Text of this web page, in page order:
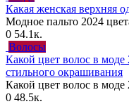
Какая женская верхняя
Модное пальто 2024
0 54.1к.
Волосы
Какой цвет волос в моде
стильного окрашивания
Какой цвет волос в
0 48.5к.